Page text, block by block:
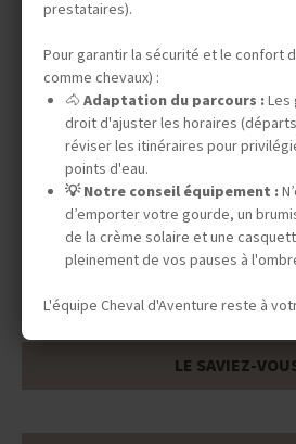
INFOS
INFOS
TOURISME
LE SAVIEZ-
prestataires).
Pour garantir la sécurité et le confort
comme chevaux) :
🐴 Adaptation du parcours :Les
droit d'ajuster les horaires
réviser les itinéraires pour
points d'eau.
💡 Notre conseil équipement :
d’emporter votre gourde, un
de la crème solaire et une
pleinement de vos pauses à
L'équipe Cheval d'Aventure reste à